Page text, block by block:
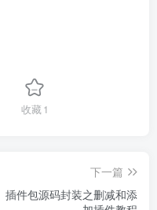
收藏1
下一篇
插件包源码封装之删减和添